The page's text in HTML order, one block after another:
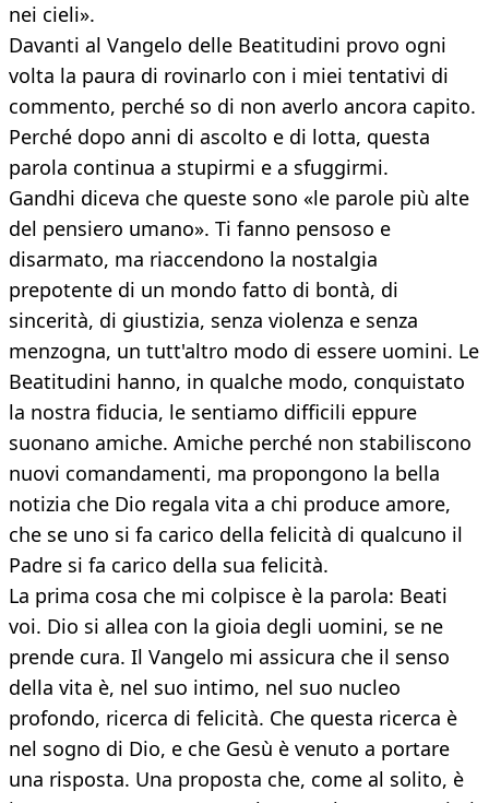
nei cieli».
Davanti al Vangelo delle Beatitudini provo ogni
volta la paura di rovinarlo con i miei tentativi di
commento, perché so di non averlo ancora capito.
Perché dopo anni di ascolto e di lotta, questa
parola continua a stupirmi e a sfuggirmi.
Gandhi diceva che queste sono «le parole più alte
del pensiero umano». Ti fanno pensoso e
disarmato, ma riaccendono la nostalgia
prepotente di un mondo fatto di bontà, di
sincerità, di giustizia, senza violenza e senza
menzogna, un tutt'altro modo di essere uomini. Le
Beatitudini hanno, in qualche modo, conquistato
la nostra fiducia, le sentiamo difficili eppure
suonano amiche. Amiche perché non stabiliscono
nuovi comandamenti, ma propongono la bella
notizia che Dio regala vita a chi produce amore,
che se uno si fa carico della felicità di qualcuno il
Padre si fa carico della sua felicità.
La prima cosa che mi colpisce è la parola: Beati
voi. Dio si allea con la gioia degli uomini, se ne
prende cura. Il Vangelo mi assicura che il senso
della vita è, nel suo intimo, nel suo nucleo
profondo, ricerca di felicità. Che questa ricerca è
nel sogno di Dio, e che Gesù è venuto a portare
una risposta. Una proposta che, come al solito, è